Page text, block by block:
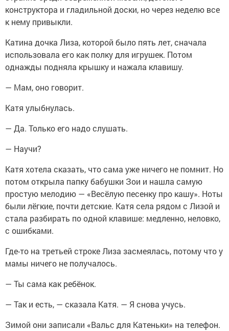
конструктора и гладильной доски, но через неделю все
к нему привыкли.
Катина дочка Лиза, которой было пять лет, сначала
использовала его как полку для игрушек. Потом
однажды подняла крышку и нажала клавишу.
— Мам, оно говорит.
Катя улыбнулась.
— Да. Только его надо слушать.
— Научи?
Катя хотела сказать, что сама уже ничего не помнит. Но
потом открыла папку бабушки Зои и нашла самую
простую мелодию — «Весёлую песенку про кашу». Ноты
были лёгкие, почти детские. Катя села рядом с Лизой и
стала разбирать по одной клавише: медленно, неловко,
с ошибками.
Где-то на третьей строке Лиза засмеялась, потому что у
мамы ничего не получалось.
— Ты сама как ребёнок.
— Так и есть, — сказала Катя. — Я снова учусь.
Зимой они записали «Вальс для Катеньки» на телефон.